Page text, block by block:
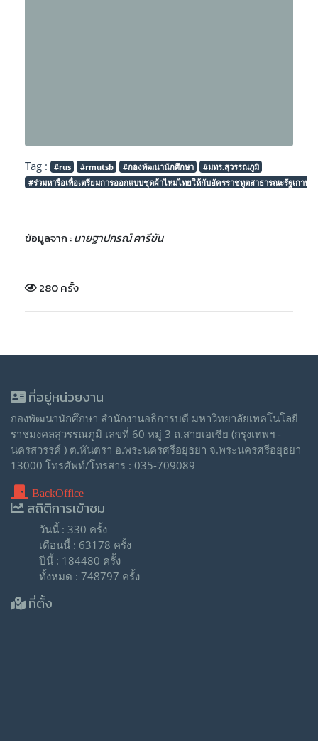
Tag : #rus #rmutsb #กองพัฒนานักศึกษา
#มทร.สุวรรณภูมิ
#ร่วมหารือเพื่อเตรียมการออกแบบชุดผ้าไหมไทยให้กับอัครราชทูตสาธารณะรัฐเกาหลี
ข้อมูลจาก :นายฐาปกรณ์ คารีขัน
280 ครั้ง
ที่อยู่หน่วยงาน
กองพัฒนานักศึกษา สำนักงานอธิการบดี มหาวิทยาลัยเทคโนโลยี
ราชมงคลสุวรรณภูมิ เลขที่ 60 หมู่ 3 ถ.สายเอเซีย (กรุงเทพฯ -
นครสวรรค์ ) ต.หันตรา อ.พระนครศรีอยุธยา จ.พระนครศรีอยุธยา
13000 โทรศัพท์/โทรสาร : 035-709089
BackOffice
สถิติการเข้าชม
วันนี้ : 330 ครั้ง
เดือนนี้ : 63178 ครั้ง
ปีนี้ : 184480 ครั้ง
ทั้งหมด : 748797 ครั้ง
ที่ตั้ง